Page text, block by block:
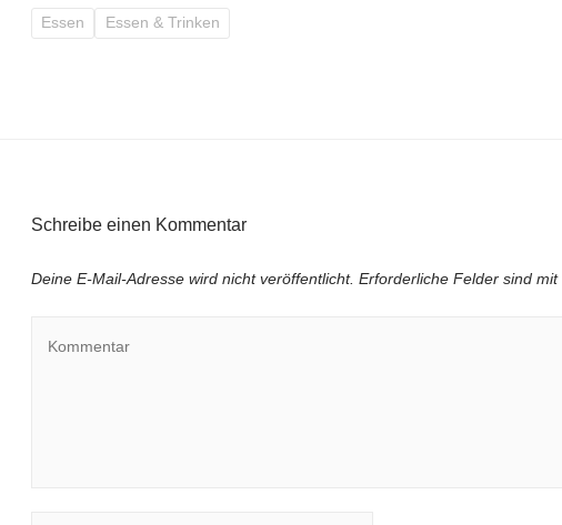
Essen Essen & Trinken
Schreibe einen Kommentar
Deine E-Mail-Adresse wird nicht veröffentlicht. Erforderliche Felder sind mit